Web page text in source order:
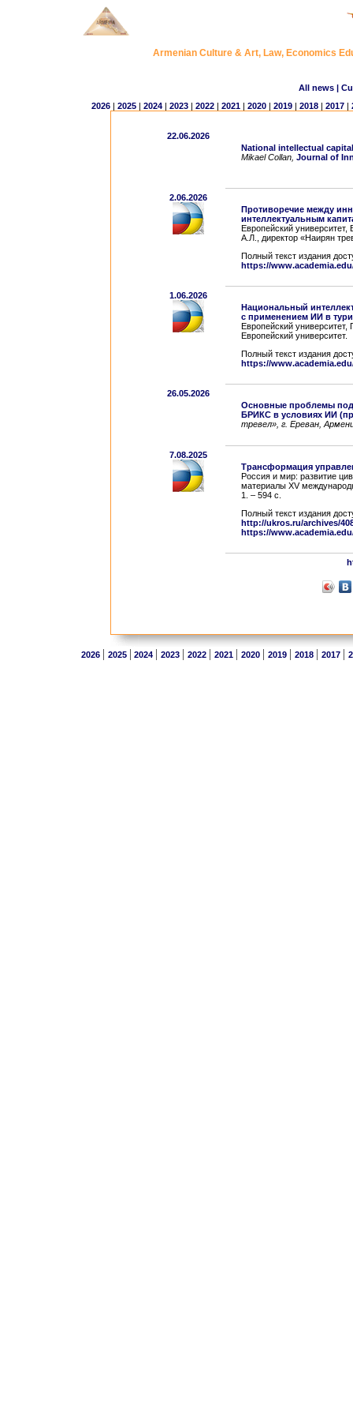
Armenian Culture & Art, Law, Economics
All news |
2026 | 2025 | 2024 | 2023 | 2022 | 2021 | 2020 | 2019 | 2018 | 2017 |
22.06.2026
National intellectual
Mikael Collan, Journal of
2.06.2026
Противоречие между
интеллектуальным
Европейский университет,
А.Л., директор «Наирян
Полный текст издания
https://
1.06.2026
Национальный
с применением ИИ в
Европейский университет,
Европейский университет.
Полный текст издания
https://
26.05.2026
Основные проблемы
БРИКС в условиях ИИ
тревел», г. Ереван,
7.08.2025
Трансформация
Россия и мир: развитие
материалы XV
1. – 594 с.
Полный текст издания
http://ukros.ru/archives/
https://
2026 | 2025 | 2024 | 2023 | 2022 | 2021 | 2020 | 2019 | 2018 | 2017 |